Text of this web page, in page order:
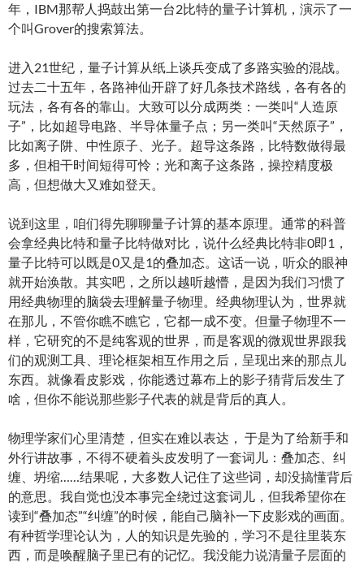
年，IBM那帮人捣鼓出第一台2比特的量子计算机，演示了一
个叫Grover的搜索算法。
进入21世纪，量子计算从纸上谈兵变成了多路实验的混战。
过去二十五年，各路神仙开辟了好几条技术路线，各有各的
玩法，各有各的靠山。大致可以分成两类：一类叫“人造原
子”，比如超导电路、半导体量子点；另一类叫“天然原子”，
比如离子阱、中性原子、光子。超导这条路，比特数做得最
多，但相干时间短得可怜；光和离子这条路，操控精度极
高，但想做大又难如登天。
说到这里，咱们得先聊聊量子计算的基本原理。通常的科普
会拿经典比特和量子比特做对比，说什么经典比特非0即1，
量子比特可以既是0又是1的叠加态。这话一说，听众的眼神
就开始涣散。其实吧，之所以越听越懵，是因为我们习惯了
用经典物理的脑袋去理解量子物理。经典物理认为，世界就
在那儿，不管你瞧不瞧它，它都一成不变。但量子物理不一
样，它研究的不是纯客观的世界，而是客观的微观世界跟我
们的观测工具、理论框架相互作用之后，呈现出来的那点儿
东西。就像看皮影戏，你能透过幕布上的影子猜背后发生了
啥，但你不能说那些影子代表的就是背后的真人。
物理学家们心里清楚，但实在难以表达， 于是为了给新手和
外行讲故事，不得不硬着头皮发明了一套词儿：叠加态、纠
缠、坍缩……结果呢，大多数人记住了这些词，却没搞懂背后
的意思。我自觉也没本事完全绕过这套词儿，但我希望你在
读到“叠加态”“纠缠”的时候，能自己脑补一下皮影戏的画面。
有种哲学理论认为，人的知识是先验的，学习不是往里装东
西，而是唤醒脑子里已有的记忆。我没能力说清量子层面的